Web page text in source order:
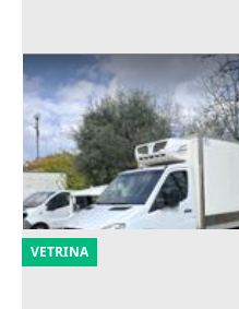
Furgone isotermico
Melegnano (Milano)
Offerta minima
1.250 €
21/09/2026
VETRINA